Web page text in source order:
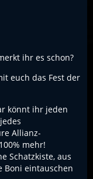
ihr es schon?
euch das Fest der
könnt ihr jeden
Allianz-
mehr!
Schatzkiste, aus
Boni eintauschen